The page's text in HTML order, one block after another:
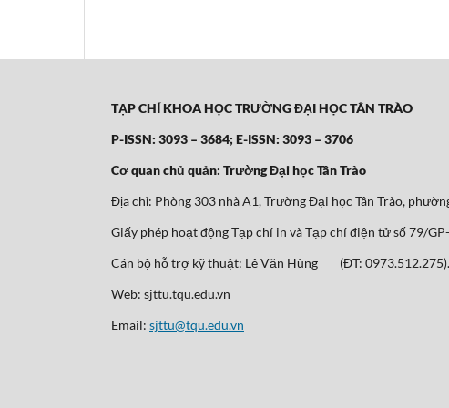
TẠP CHÍ KHOA HỌC TRƯỜNG ĐẠI HỌC TÂN TRÀO
P-ISSN: 3093 – 3684; E-ISSN: 3093 – 3706
Cơ quan chủ quản: Trường Đại học Tân Trào
Địa chỉ: Phòng 303 nhà A1, Trường Đại học Tân Trào,
Giấy phép hoạt động Tạp chí in và Tạp chí điện tử số 79/
Cán bộ hỗ trợ kỹ thuật: Lê Văn Hùng (ĐT: 0973.512.275).
Web: sjttu.tqu.edu.vn
Email: sjttu@tqu.edu.vn